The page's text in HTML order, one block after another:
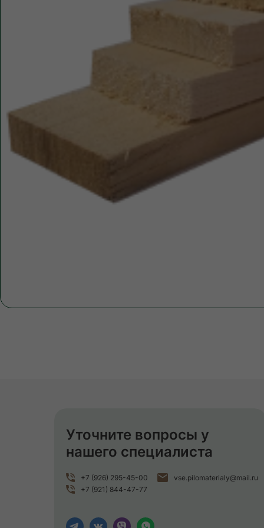
Уточните вопросы у
нашего специалиста
vse.pilomaterialy@mail.ru
+7 (921) 844-47-77
+7 (926) 295-45-00